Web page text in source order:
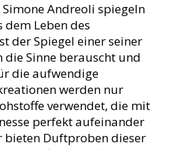
Andreoli spiegeln
Leben des
der Spiegel einer seiner
die Sinne berauscht und
die aufwendige
werden nur
verwendet, die mit
perfekt aufeinander
Duftproben dieser